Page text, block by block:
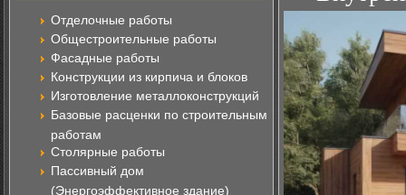
Отделочные работы
Общестроительные работы
Фасадные работы
Конструкции из кирпича и блоков
Изготовление металлоконструкций
Базовые расценки по строительным
работам
Столярные работы
Пассивный дом
(Энергоэффективное здание)